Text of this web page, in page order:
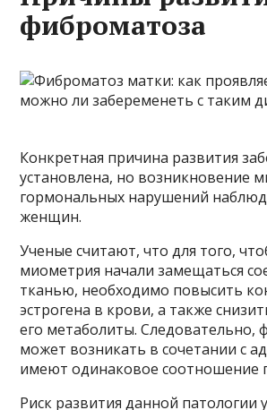
фиброматоза
Конкретная причина развития
установлена, но возникновение
гормональных нарушений
женщин.
Ученые считают, что для того,
миометрия начали замещаться
тканью, необходимо повысить
эстрогена в крови, а также
его метаболиты. Следовательно,
может возникать в сочетании с
имеют одинаковое соотношение
Риск развития данной патологии